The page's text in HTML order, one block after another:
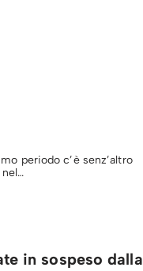
periodo c’è senz’altro
in sospeso dalla